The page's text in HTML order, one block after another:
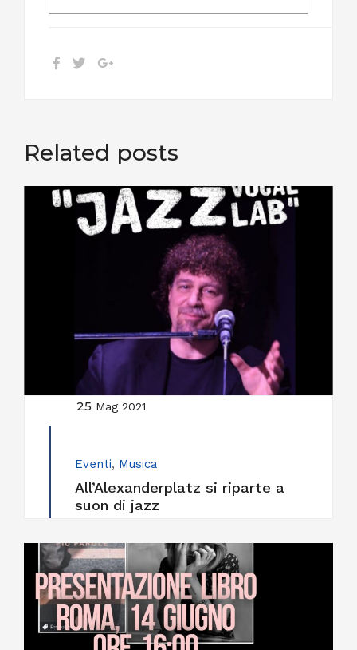
Related posts
25 Mag 2021
Eventi, Musica
All’Alexanderplatz si riparte a
suon di jazz